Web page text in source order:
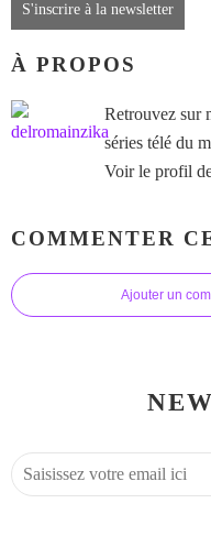
S'inscrire à la newsletter
À PROPOS
Retrouvez sur
séries télé du
Voir le profil
COMMENTER
Ajouter un